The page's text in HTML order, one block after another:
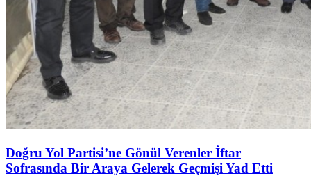
Doğru Yol Partisi’ne Gönül Verenler İftar
Sofrasında Bir Araya Gelerek Geçmişi Yad Etti